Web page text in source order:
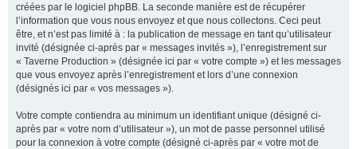
créées par le logiciel phpBB. La seconde manière est de récupérer
l’information que vous nous envoyez et que nous collectons. Ceci peut
être, et n’est pas limité à : la publication de message en tant qu’utilisateur
invité (désignée ci-après par « messages invités »), l’enregistrement sur
« Taverne Production » (désignée ici par « votre compte ») et les messages
que vous envoyez après l’enregistrement et lors d’une connexion
(désignés ici par « vos messages »).
Votre compte contiendra au minimum un identifiant unique (désigné ci-
après par « votre nom d’utilisateur »), un mot de passe personnel utilisé
pour la connexion à votre compte (désigné ci-après par « votre mot de